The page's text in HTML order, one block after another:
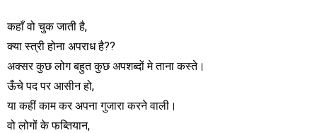
कहाँ वो चुक जाती है,
क्या स्त्री होना अपराध है??
अक्सर कुछ लोग बहुत कुछ अपशब्दों मे ताना कस्ते।
ऊँचे पद पर आसीन हो,
या कहीं काम कर अपना गुजारा करने वाली।
वो लोगों के फब्तियान,